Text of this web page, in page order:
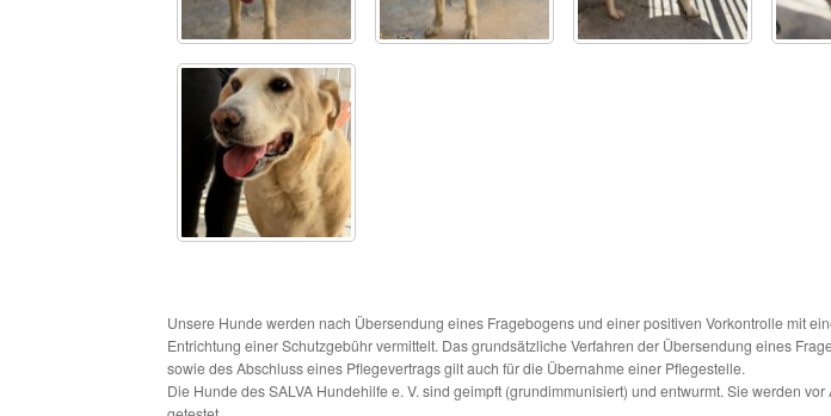
Unsere Hunde werden nach Übersendung eines Fragebogens und einer positiven Vorkontrolle mit
Entrichtung einer Schutzgebühr vermittelt. Das grundsätzliche Verfahren der Übersendung eines
sowie des Abschluss eines Pflegevertrags gilt auch für die Übernahme einer Pflegestelle.
Die Hunde des SALVA Hundehilfe e. V. sind geimpft (grundimmunisiert) und entwurmt. Sie werden